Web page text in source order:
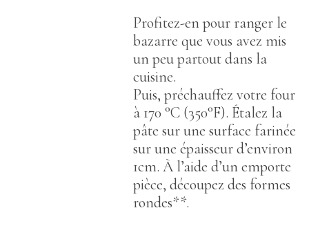
Profitez-en pour ranger le
bazarre que vous avez mis
un peu partout dans la
cuisine.
Puis, préchauffez votre four
à 170 °C (350°F). Étalez la
pâte sur une surface farinée
sur une épaisseur d’environ
1cm. À l’aide d’un emporte
pièce, découpez des formes
rondes**.